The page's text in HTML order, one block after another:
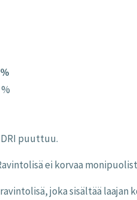
DRI puuttuu.
ei korvaa
joka sisältää